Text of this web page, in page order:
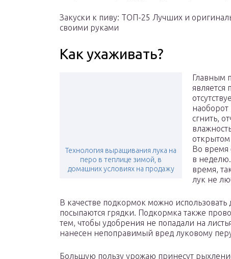
Закуски к пиву: ТОП-25 Лучших и
своими руками
Как ухаживать?
Технология выращивания лука на
перо в теплице зимой, в
домашних условиях на продажу
Главным
является
сгнить,
открытом
Во время
в
время,
лук не
В качестве подкормок можно
посыпаются грядки. Подкормка также
тем, чтобы удобрения не попадали на
нанесен непоправимый вред луковому
Большую пользу урожаю принесут